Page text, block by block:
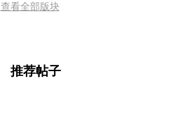
查看全部版块
推荐帖子